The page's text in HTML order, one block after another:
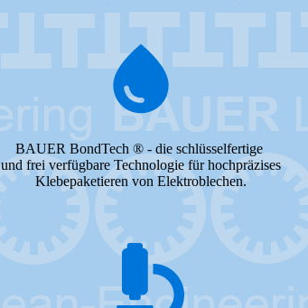
BAUER BondTech ® - die schlüsselfertige
und frei verfügbare Technologie für hochpräzises
Klebepaketieren von Elektroblechen.